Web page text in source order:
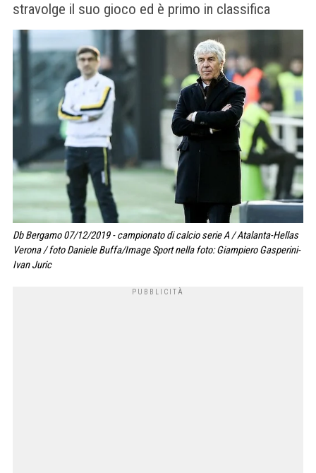
stravolge il suo gioco ed è primo in classifica
Db Bergamo 07/12/2019 - campionato di calcio serie A / Atalanta-Hellas
Verona / foto Daniele Buffa/Image Sport nella foto: Giampiero Gasperini-
Ivan Juric